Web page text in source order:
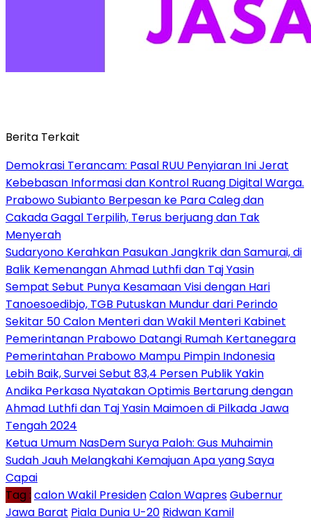
Berita Terkait
Demokrasi Terancam: Pasal RUU Penyiaran Ini Jerat
Kebebasan Informasi dan Kontrol Ruang Digital Warga.
Prabowo Subianto Berpesan ke Para Caleg dan
Cakada Gagal Terpilih, Terus berjuang dan Tak
Menyerah
Sudaryono Kerahkan Pasukan Jangkrik dan Samurai, di
Balik Kemenangan Ahmad Luthfi dan Taj Yasin
Sempat Sebut Punya Kesamaan Visi dengan Hari
Tanoesoedibjo, TGB Putuskan Mundur dari Perindo
Sekitar 50 Calon Menteri dan Wakil Menteri Kabinet
Pemerintanan Prabowo Datangi Rumah Kertanegara
Pemerintahan Prabowo Mampu Pimpin Indonesia
Lebih Baik, Survei Sebut 83,4 Persen Publik Yakin
Andika Perkasa Nyatakan Optimis Bertarung dengan
Ahmad Luthfi dan Taj Yasin Maimoen di Pilkada Jawa
Tengah 2024
Ketua Umum NasDem Surya Paloh: Gus Muhaimin
Sudah Jauh Melangkahi Kemajuan Apa yang Saya
Capai
Tag : calon Wakil PresidenCalon WapresGubernur
Jawa Barat Piala Dunia U-20 Ridwan Kamil